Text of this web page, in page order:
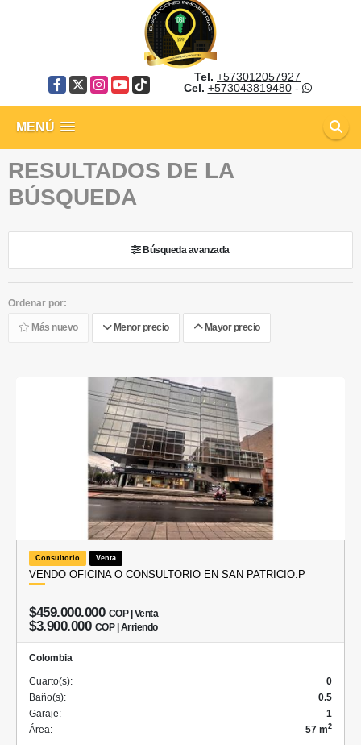
Facebook
X Instagram
YouTube
TikTok
Tel. +573012057927
Cel. +573043819480-
MENÚ
RESULTADOS DE LA
BÚSQUEDA
Búsqueda avanzada
Ordenar por:
Más nuevo Menor precio Mayor precio
Consultorio Venta
VENDO OFICINA O CONSULTORIO EN SAN PATRICIO.P
$459.000.000 COP | Venta
$3.900.000 COP | Arriendo
Colombia
Cuarto(s):
0
Baño(s):
0.5
Garaje:
1
Área:
57 m2